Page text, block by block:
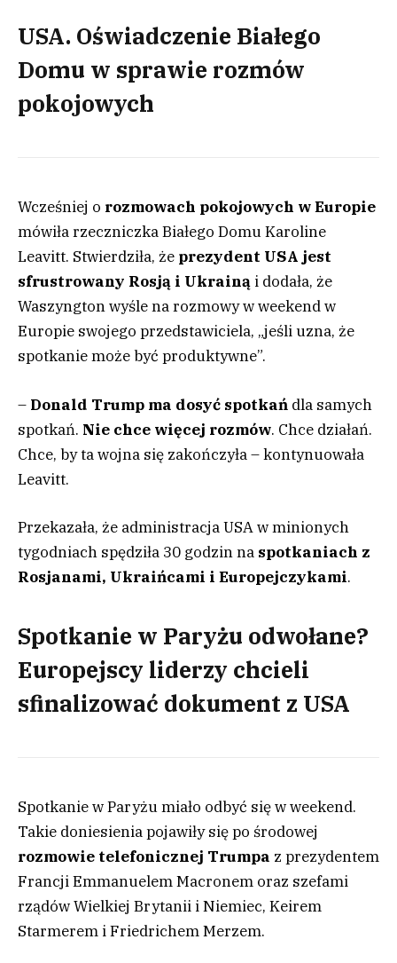
USA. Oświadczenie Białego
Domu w sprawie rozmów
pokojowych
Wcześniej o rozmowach pokojowych w Europie
mówiła rzeczniczka Białego Domu Karoline
Leavitt. Stwierdziła, że prezydent USA jest
sfrustrowany Rosją i Ukrainą i dodała, że
Waszyngton wyśle na rozmowy w weekend w
Europie swojego przedstawiciela, „jeśli uzna, że
spotkanie może być produktywne”.
– Donald Trump ma dosyć spotkań dla samych
spotkań. Nie chce więcej rozmów. Chce działań.
Chce, by ta wojna się zakończyła – kontynuowała
Leavitt.
Przekazała, że administracja USA w minionych
tygodniach spędziła 30 godzin na spotkaniach z
Rosjanami, Ukraińcami i Europejczykami.
Spotkanie w Paryżu odwołane?
Europejscy liderzy chcieli
sfinalizować dokument z USA
Spotkanie w Paryżu miało odbyć się w weekend.
Takie doniesienia pojawiły się po środowej
rozmowie telefonicznej Trumpa z prezydentem
Francji Emmanuelem Macronem oraz szefami
rządów Wielkiej Brytanii i Niemiec, Keirem
Starmerem i Friedrichem Merzem.